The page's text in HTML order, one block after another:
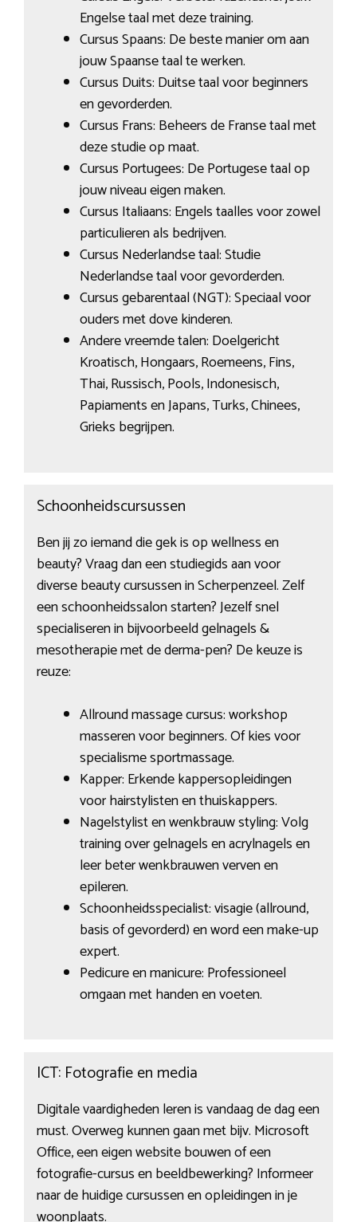
Engelse taal met deze training.
Cursus Spaans: De beste manier om aan
jouw Spaanse taal te werken.
Cursus Duits: Duitse taal voor beginners
en gevorderden.
Cursus Frans: Beheers de Franse taal met
deze studie op maat.
Cursus Portugees: De Portugese taal op
jouw niveau eigen maken.
Cursus Italiaans: Engels taalles voor zowel
particulieren als bedrijven.
Cursus Nederlandse taal: Studie
Nederlandse taal voor gevorderden.
Cursus gebarentaal (NGT): Speciaal voor
ouders met dove kinderen.
Andere vreemde talen: Doelgericht
Kroatisch, Hongaars, Roemeens, Fins,
Thai, Russisch, Pools, Indonesisch,
Papiaments en Japans, Turks, Chinees,
Grieks begrijpen.
Schoonheidscursussen
Ben jij zo iemand die gek is op wellness en
beauty? Vraag dan een studiegids aan voor
diverse beauty cursussen in Scherpenzeel. Zelf
een schoonheidssalon starten? Jezelf snel
specialiseren in bijvoorbeeld gelnagels &
mesotherapie met de derma-pen? De keuze is
reuze:
Allround massage cursus: workshop
masseren voor beginners. Of kies voor
specialisme sportmassage.
Kapper: Erkende kappersopleidingen
voor hairstylisten en thuiskappers.
Nagelstylist en wenkbrauw styling: Volg
training over gelnagels en acrylnagels en
leer beter wenkbrauwen verven en
epileren.
Schoonheidsspecialist: visagie (allround,
basis of gevorderd) en word een make-up
expert.
Pedicure en manicure: Professioneel
omgaan met handen en voeten.
ICT: Fotografie en media
Digitale vaardigheden leren is vandaag de dag een
must. Overweg kunnen gaan met bijv. Microsoft
Office, een eigen website bouwen of een
fotografie-cursus en beeldbewerking? Informeer
naar de huidige cursussen en opleidingen in je